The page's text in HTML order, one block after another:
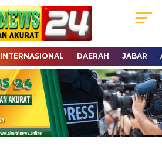
INTERNASIONAL DAERAH JABAR